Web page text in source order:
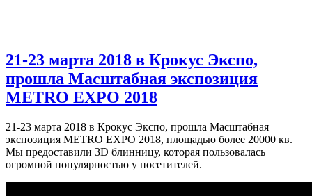
21-23 марта 2018 в Крокус Экспо,
прошла Масштабная экспозиция
METRO EXPO 2018
21-23 марта 2018 в Крокус Экспо, прошла Масштабная
экспозиция METRO EXPO 2018, площадью более 20000 кв.
Мы предоставили 3D блинницу, которая пользовалась
огромной популярностью у посетителей.